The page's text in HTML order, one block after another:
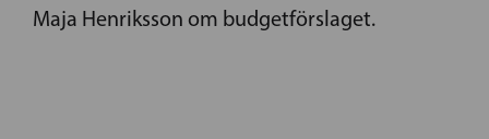
Maja Henriksson om budgetförslaget.